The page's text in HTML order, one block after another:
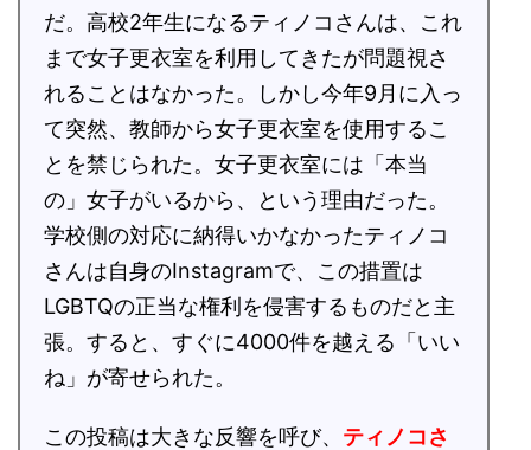
だ。高校2年生になるティノコさんは、これ
まで女子更衣室を利用してきたが問題視さ
れることはなかった。しかし今年9月に入っ
て突然、教師から女子更衣室を使用するこ
とを禁じられた。女子更衣室には「本当
の」女子がいるから、という理由だった。
学校側の対応に納得いかなかったティノコ
さんは自身のInstagramで、この措置は
LGBTQの正当な権利を侵害するものだと主
張。すると、すぐに4000件を越える「いい
ね」が寄せられた。
この投稿は大きな反響を呼び、 ティノコさ